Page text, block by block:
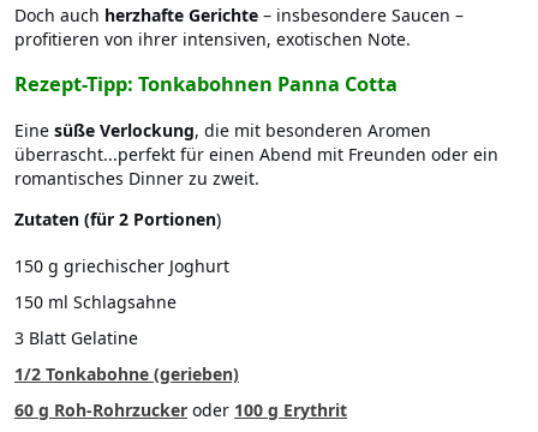
Doch auch herzhafte Gerichte – insbesondere Saucen –
profitieren von ihrer intensiven, exotischen Note.
Rezept-Tipp: Tonkabohnen Panna Cotta
Eine süße Verlockung, die mit besonderen Aromen
überrascht...perfekt für einen Abend mit Freunden oder ein
romantisches Dinner zu zweit.
Zutaten (für 2 Portionen)
150 g griechischer Joghurt
150 ml Schlagsahne
3 Blatt Gelatine
1/2 Tonkabohne (gerieben)
60 g Roh-Rohrzucker oder 100 g Erythrit